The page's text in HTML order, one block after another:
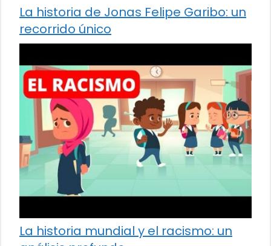
La historia de Jonas Felipe Garibo: un
recorrido único
La historia mundial y el racismo: un